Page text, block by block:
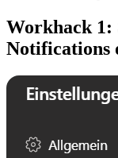
Workhack 1:
Notifications